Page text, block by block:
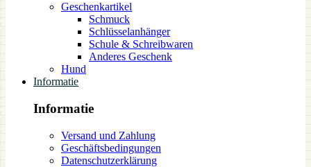
Geschenkartikel
Schmuck
Schlüsselanhänger
Schule & Schreibwaren
Anderes Geschenk
Hund
Informatie
Informatie
Versand und Zahlung
Geschäftsbedingungen
Datenschutzerklärung